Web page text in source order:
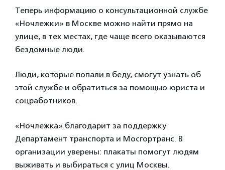
Теперь информацию о консультационной службе
«Ночлежки» в Москве можно найти прямо на
улице, в тех местах, где чаще всего оказываются
бездомные люди.
Люди, которые попали в беду, смогут узнать об
этой службе и обратиться за помощью юриста и
соцработников.
«Ночлежка» благодарит за поддержку
Департамент транспорта и Мосгортранс. В
организации уверены: плакаты помогут людям
выживать и выбираться с улиц Москвы.